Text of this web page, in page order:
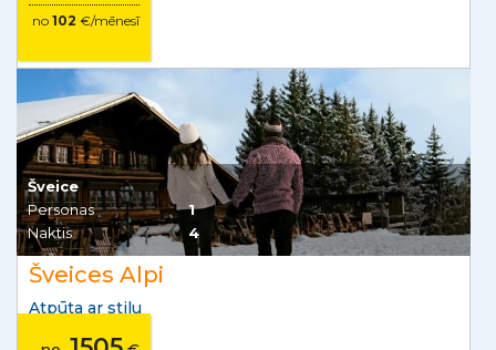
no 102 €/mēnesī
Šveice
Personas
1
Naktis
4
Šveices Alpi
Atpūta ar stilu